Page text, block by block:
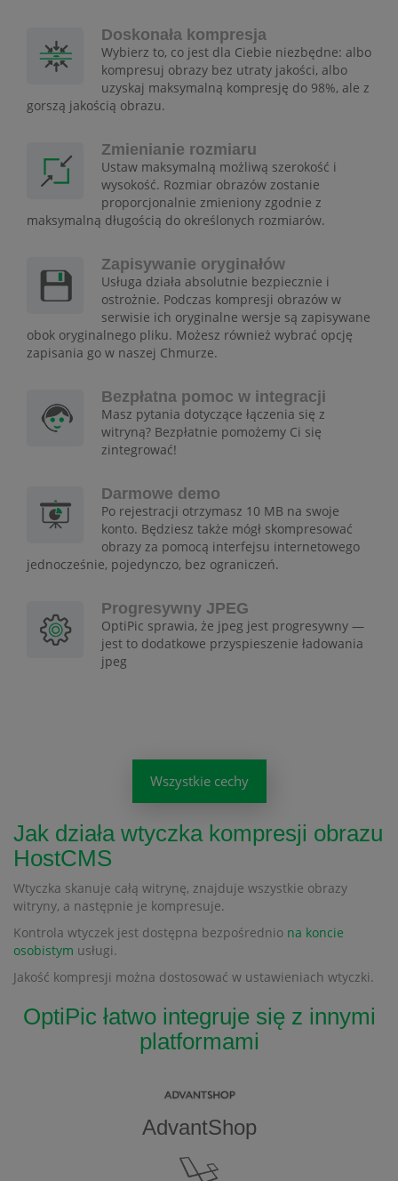
Doskonała kompresja
Wybierz to, co jest dla Ciebie niezbędne: albo
kompresuj obrazy bez utraty jakości, albo
uzyskaj maksymalną kompresję do 98%, ale z
gorszą jakością obrazu.
Zmienianie rozmiaru
Ustaw maksymalną możliwą szerokość i
wysokość. Rozmiar obrazów zostanie
proporcjonalnie zmieniony zgodnie z
maksymalną długością do określonych rozmiarów.
Zapisywanie oryginałów
Usługa działa absolutnie bezpiecznie i
ostrożnie. Podczas kompresji obrazów w
serwisie ich oryginalne wersje są zapisywane
obok oryginalnego pliku. Możesz również wybrać opcję
zapisania go w naszej Chmurze.
Bezpłatna pomoc w integracji
Masz pytania dotyczące łączenia się z
witryną? Bezpłatnie pomożemy Ci się
zintegrować!
Darmowe demo
Po rejestracji otrzymasz 10 MB na swoje
konto. Będziesz także mógł skompresować
obrazy za pomocą interfejsu internetowego
jednocześnie, pojedynczo, bez ograniczeń.
Progresywny JPEG
OptiPic sprawia, że jpeg jest progresywny —
jest to dodatkowe przyspieszenie ładowania
jpeg
Wszystkie cechy
Jak działa wtyczka kompresji obrazu
HostCMS
Wtyczka skanuje całą witrynę, znajduje wszystkie obrazy
witryny, a następnie je kompresuje.
Kontrola wtyczek jest dostępna bezpośrednio na koncie
osobistym usługi.
Jakość kompresji można dostosować w ustawieniach wtyczki.
OptiPic łatwo integruje się z innymi
platformami
AdvantShop